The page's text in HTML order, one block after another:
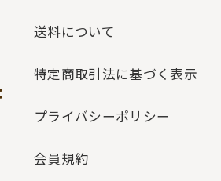
送料について
特定商取引法に基づく表示
プライバシーポリシー
会員規約